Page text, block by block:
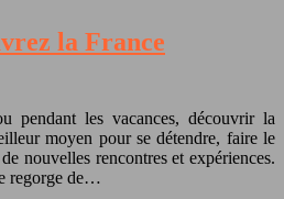
la France
pendant les vacances, découvrir la
moyen pour se détendre, faire le
nouvelles rencontres et expériences.
regorge de…